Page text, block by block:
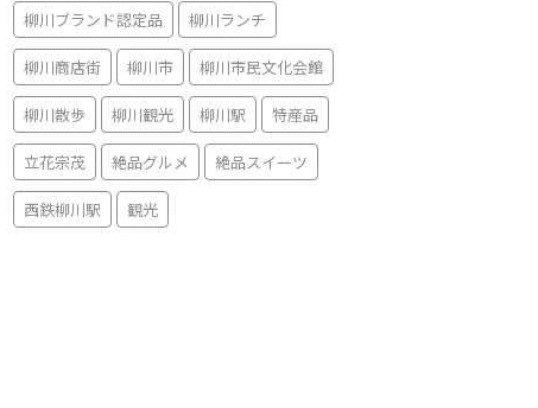
柳川ブランド認定品 柳川ランチ
柳川商店街 柳川市 柳川市民文化会館
柳川散歩 柳川観光 柳川駅 特産品
立花宗茂 絶品グルメ 絶品スイーツ
西鉄柳川駅 観光